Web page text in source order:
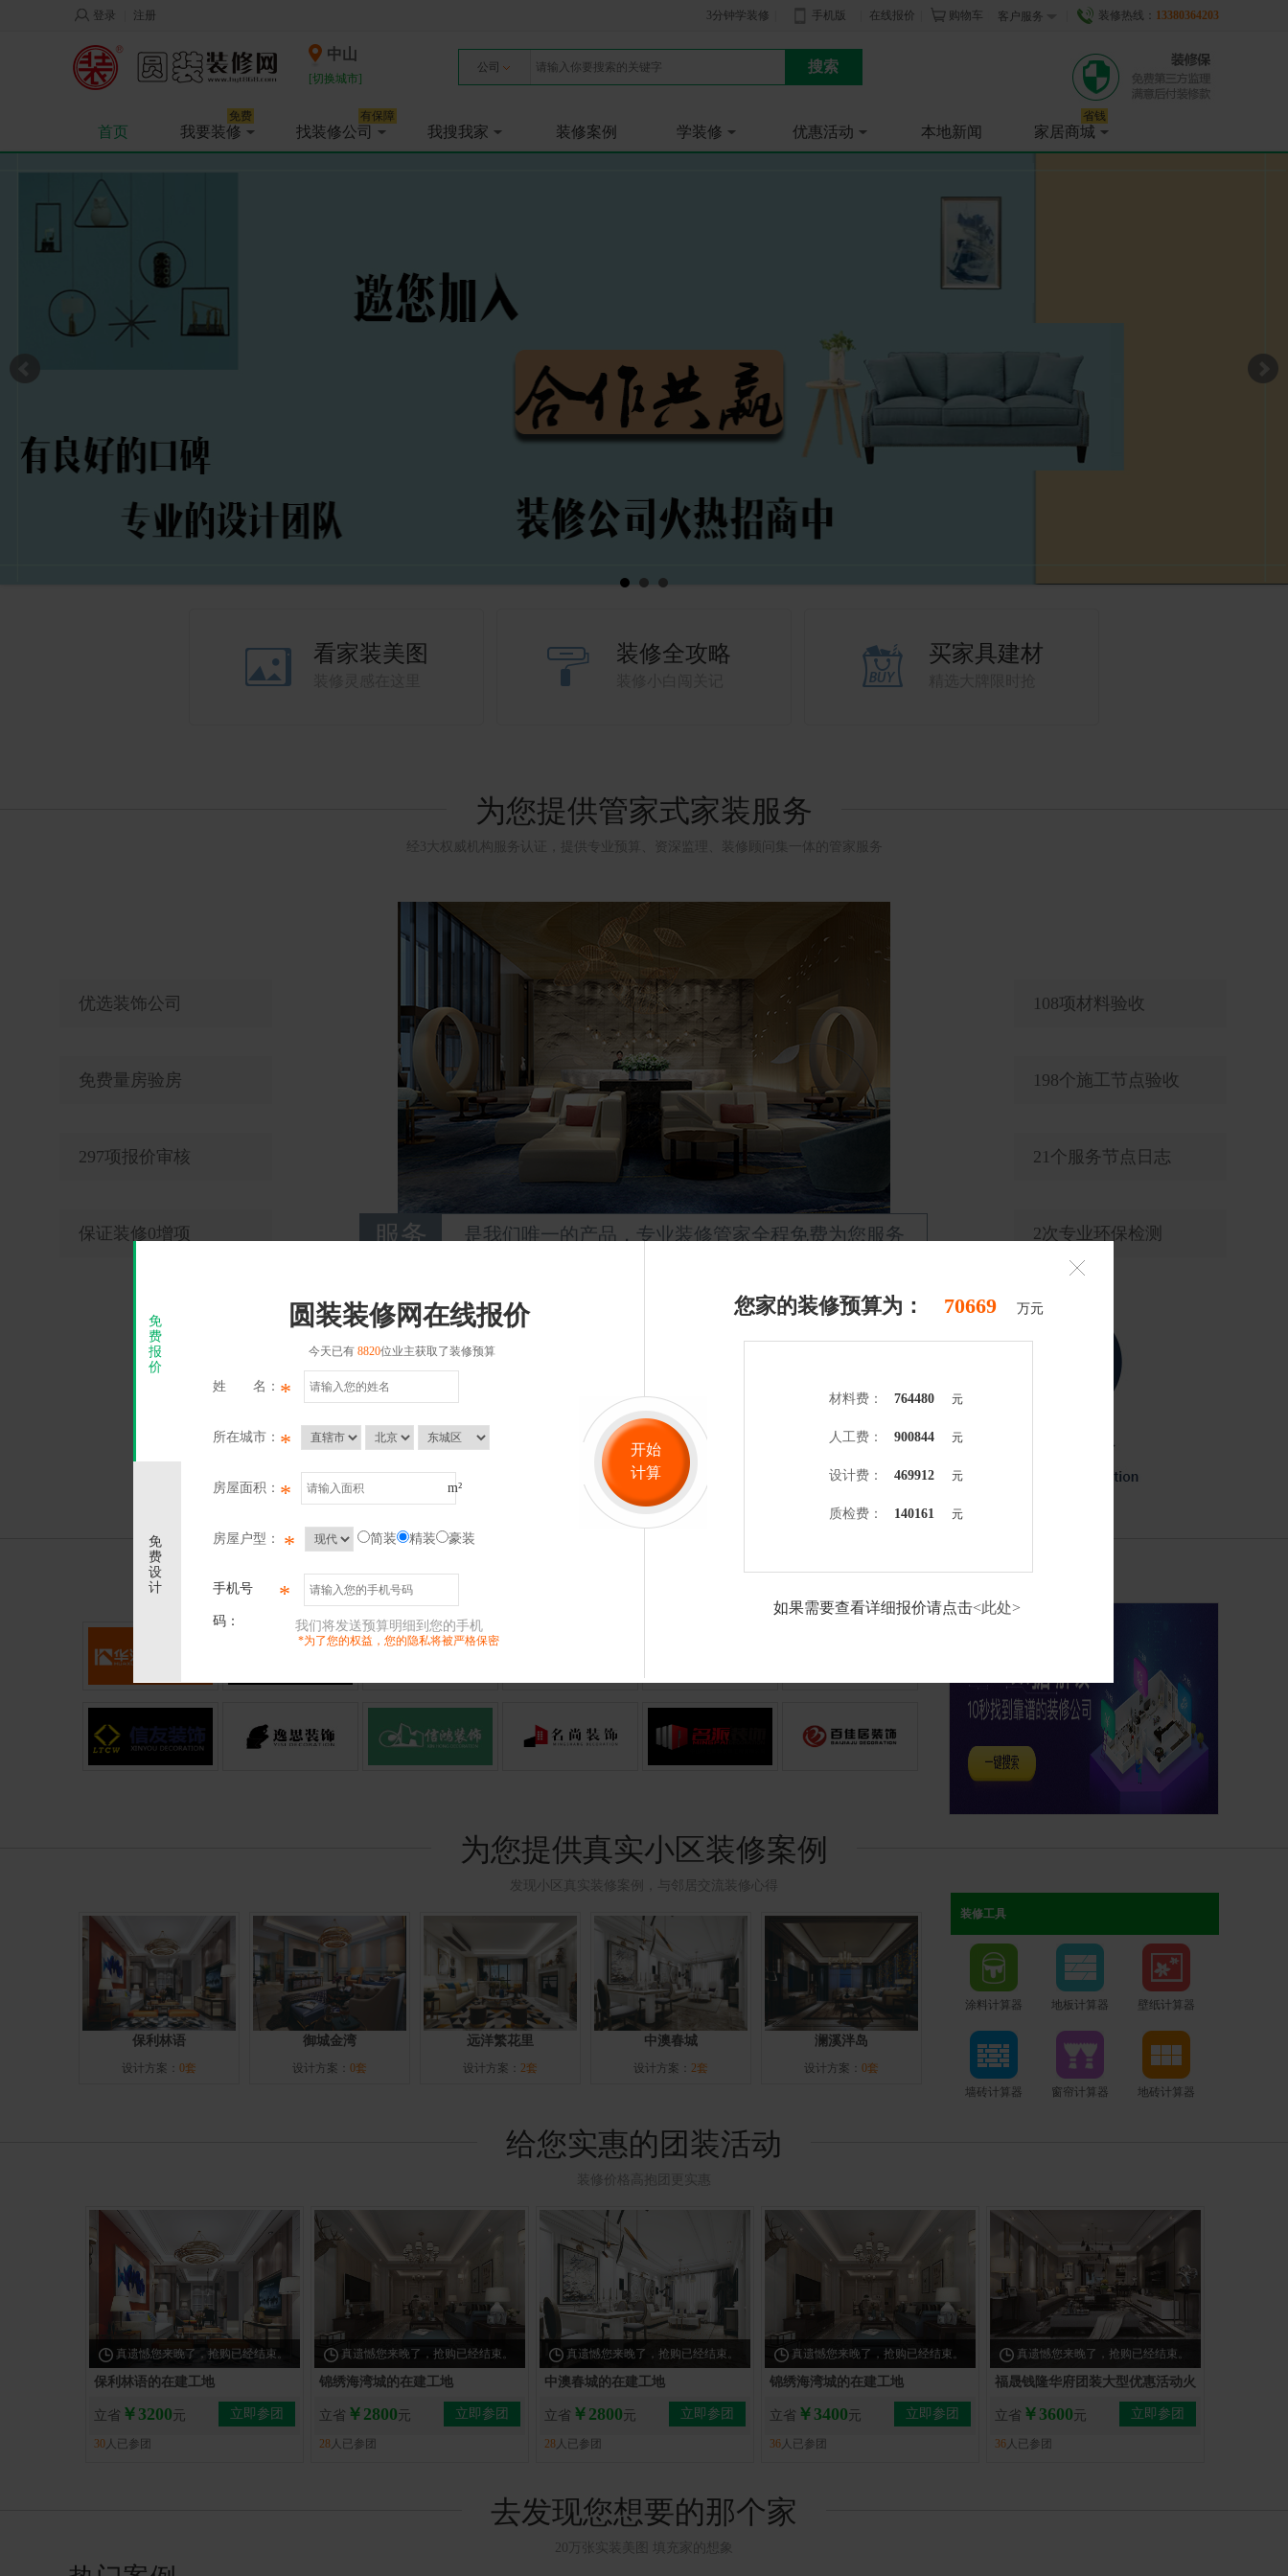
登录 注册 3分钟学装修 手机版 在线报价 购物车 客户服务 装修热线： 13380364203
中山
[切换城市]
公司
首页 我要装修
免费
找装修公司
有保障
我搜我家 装修案例 学装修 优惠活动 本地新闻 家居商城
省钱
免
费
报
价
免
费
设
计
圆装装修网在线报价
今天已有 8820位业主获取了装修预算
姓 名： *
所在城市： *
房屋面积： * m²
房屋户型： * 简装 精装 豪装
*
手机号
码： 我们将发送预算明细到您的手机
*为了您的权益，您的隐私将被严格保密
开始
计算
您家的装修预算为： 169068 万元
材料费： 124902 元
人工费： 652399 元
设计费： 136913 元
质检费： 766053 元
如果需要查看详细报价请点击<此处>
看家装美图 装修全攻略 买家具建材
为您提供管家式家装服务
经3大权威机构服务认证，提供专业预算、资深监理、装修顾问集一体的管家服务
优选装饰公司
免费量房验房
297项报价审核
保证装修0增项 服务 是我们唯一的产品，专业装修管家全程免费为您服务
108项材料验收
198个施工节点验收
21个服务节点日志
2次专业环保检测
为您提供优选品牌装修公司
为您提供真实小区装修案例
发现小区真实装修案例，与邻居交流装修心得
保利林语
设计方案： 0套
御城金湾
设计方案： 0套
远洋繁花里
设计方案： 2套
中澳春城
设计方案： 2套
澜溪泮岛
设计方案： 0套
装修工具
涂料计算器 地板计算器 壁纸计算器
墙砖计算器 窗帘计算器 地砖计算器
给您实惠的团装活动
装修价格高抱团更实惠
真遗憾您来晚了，抢购已经结束。
保利林语的在建工地
立省 ￥3200元 立即参团
30 人已参团
真遗憾您来晚了，抢购已经结束。
锦绣海湾城的在建工地
立省 ￥2800元 立即参团
28 人已参团
真遗憾您来晚了，抢购已经结束。
中澳春城的在建工地
立省 ￥2800元 立即参团
28 人已参团
真遗憾您来晚了，抢购已经结束。
锦绣海湾城的在建工地
立省 ￥3400元 立即参团
36 人已参团
真遗憾您来晚了，抢购已经结束。
福晟钱隆华府团装大型优惠活动火
爆进行中
立省 ￥3600元 立即参团
36 人已参团
去发现您想要的那个家
20万张实装美图 填充家的想象